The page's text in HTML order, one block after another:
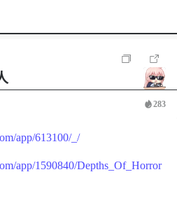
283
app/613100/_/
app/1590840/Depths_Of_Horror